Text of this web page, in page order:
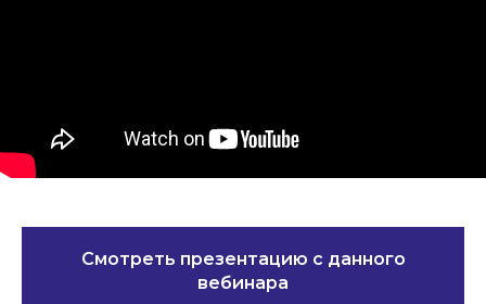
Смотреть презентацию с данного
вебинара